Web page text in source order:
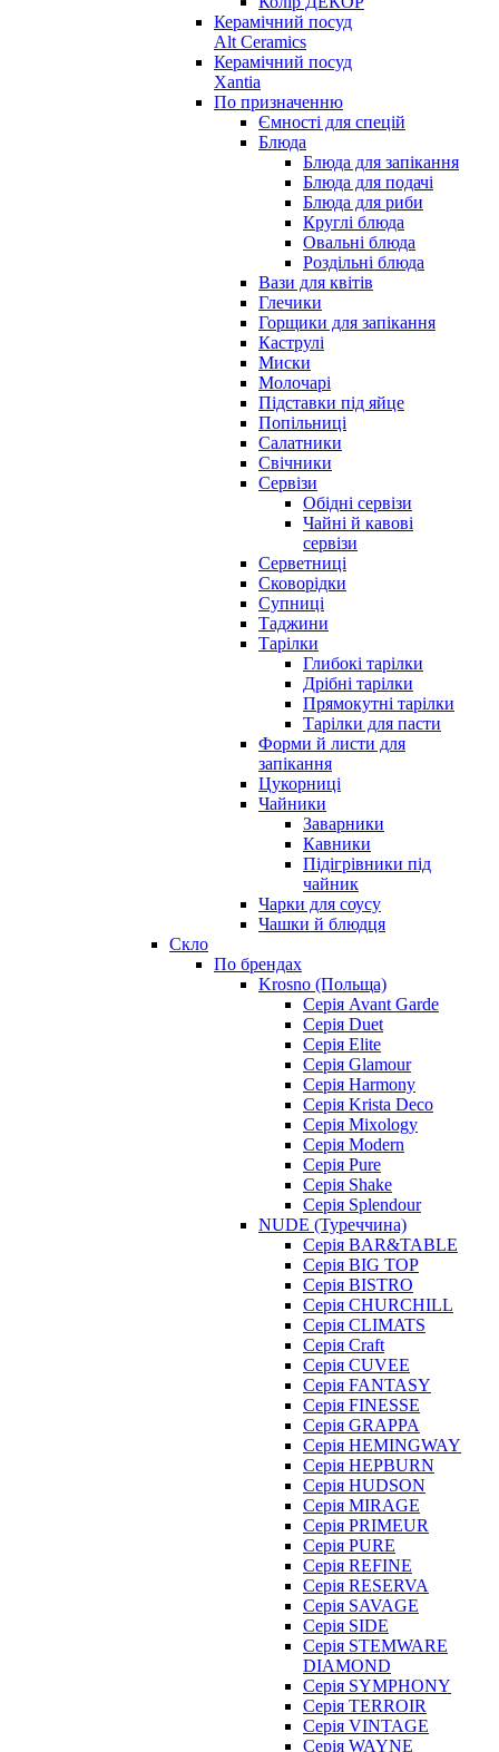
Керамічний посуд
Alt Ceramics
Керамічний посуд
Xantia
По призначенню
Ємності для спецій
Блюда
Блюда для запікання
Блюда для подачі
Блюда для риби
Круглі блюда
Овальні блюда
Роздільні блюда
Вази для квітів
Глечики
Горщики для запікання
Каструлі
Миски
Молочарі
Підставки під яйце
Попільниці
Салатники
Свічники
Сервізи
Обідні сервізи
Чайні й кавові
сервізи
Серветниці
Сковорідки
Супниці
Таджини
Тарілки
Глибокі тарілки
Дрібні тарілки
Прямокутні тарілки
Тарілки для пасти
Форми й листи для
запікання
Цукорниці
Чайники
Заварники
Кавники
Підігрівники під
чайник
Чарки для соусу
Чашки й блюдця
Скло
По брендах
Krosno (Польща)
Серія Avant Garde
Серія Duet
Серія Elite
Серія Glamour
Серія Harmony
Серія Krista Deco
Серія Mixology
Серія Modern
Серія Pure
Серія Shake
Серія Splendour
NUDE (Туреччина)
Серія BAR&TABLE
Серія BIG TOP
Серія BISTRO
Серія CHURCHILL
Серія CLIMATS
Серія Craft
Серія CUVEE
Серія FANTASY
Серія FINESSE
Серія GRAPPA
Серія HEMINGWAY
Серія HEPBURN
Серія HUDSON
Серія MIRAGE
Серія PRIMEUR
Серія PURE
Серія REFINE
Серія RESERVA
Серія SAVAGE
Серія SIDE
Серія STEMWARE
DIAMOND
Серія SYMPHONY
Серія TERROIR
Серія VINTAGE
Серія WAYNE